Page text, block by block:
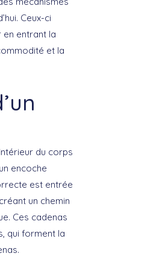
Ceux-ci
en entrant la
et la
du corps
encoche
est entrée
un chemin
Ces cadenas
qui forment la